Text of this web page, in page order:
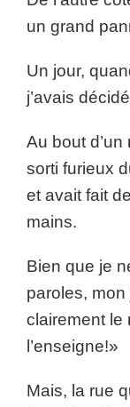
un grand
Un jour,
j’avais
Au bout
sorti furieux
et avait fait
mains.
Bien que je
paroles,
clairement le
l’enseigne!»
Mais, la rue